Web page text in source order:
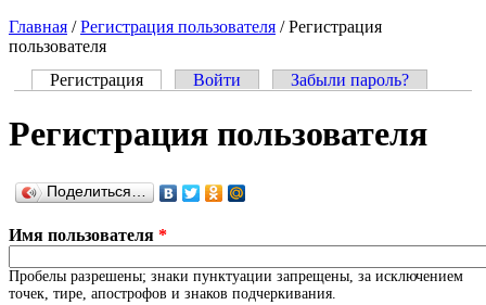
Главная / Регистрация пользователя /Регистрация
пользователя
Регистрация (активная вкладка)
Войти Забыли пароль?
Регистрация пользователя
Поделиться…
Имя пользователя *
Пробелы разрешены; знаки пунктуации запрещены, за исключением
точек, тире, апострофов и знаков подчеркивания.